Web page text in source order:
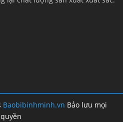
Baobibinhminh.vn Bảo lưu mọi
quyền